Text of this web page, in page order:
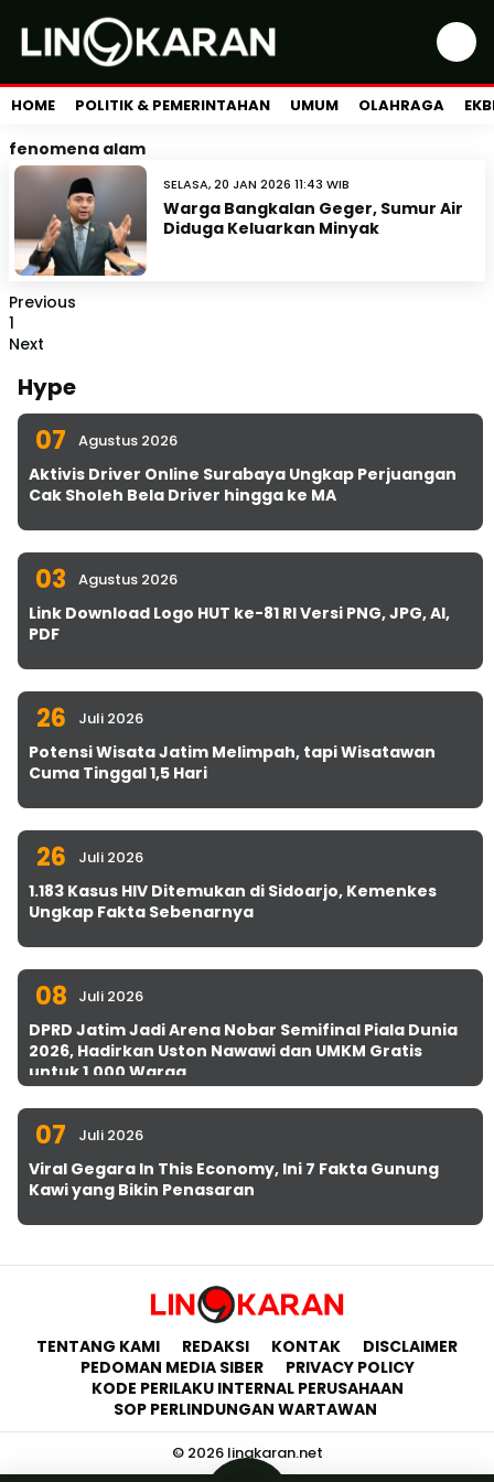
HOME POLITIK & PEMERINTAHAN UMUM OLAHRAGA
fenomena alam
SELASA, 20 JAN 2026 11:43 WIB
Warga Bangkalan Geger, Sumur Air
Diduga Keluarkan Minyak
Previous
1
Next
Hype
07 Agustus 2026
Aktivis Driver Online Surabaya Ungkap Perjuangan
Cak Sholeh Bela Driver hingga ke MA
03 Agustus 2026
Link Download Logo HUT ke-81 RI Versi PNG, JPG, AI,
PDF
26 Juli 2026
Potensi Wisata Jatim Melimpah, tapi Wisatawan
Cuma Tinggal 1,5 Hari
26 Juli 2026
1.183 Kasus HIV Ditemukan di Sidoarjo, Kemenkes
Ungkap Fakta Sebenarnya
08 Juli 2026
DPRD Jatim Jadi Arena Nobar Semifinal Piala Dunia
2026, Hadirkan Uston Nawawi dan UMKM Gratis
untuk 1.000 Warga
07 Juli 2026
Viral Gegara In This Economy, Ini 7 Fakta Gunung
Kawi yang Bikin Penasaran
TENTANG KAMI REDAKSI KONTAK
DISCLAIMER
PEDOMAN MEDIA SIBER
PRIVACY POLICY
KODE PERILAKU INTERNAL PERUSAHAAN
SOP PERLINDUNGAN WARTAWAN
© 2026 lingkaran.net